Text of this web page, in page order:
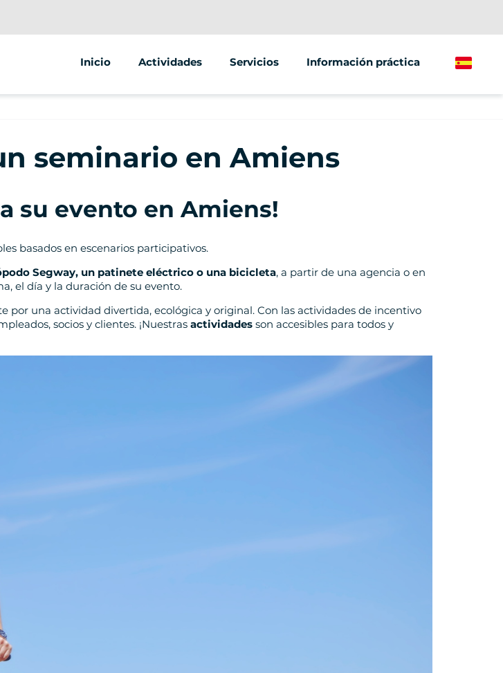
Inicio Actividades
Segway
Bicicleta eléctrica
Servicios
Eventos y seminarios
Información práctica Spanish
seminario en Amiens
su evento en Amiens!
basados en escenarios participativos.
Segway, un patinete eléctrico o una bicicleta, a partir de una agencia o en
el día y la duración de su evento.
por una actividad divertida, ecológica y original. Con las actividades de incentivo
socios y clientes. ¡Nuestras actividades son accesibles para todos y